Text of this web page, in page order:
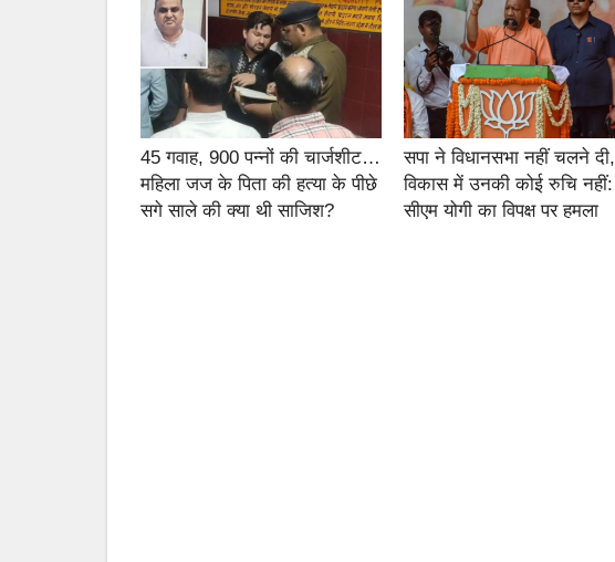
45 गवाह, 900 पन्नों की चार्जशीट…
महिला जज के पिता की हत्या के पीछे
सगे साले की क्या थी साजिश?
सपा ने विधानसभा नहीं चलने दी,
विकास में उनकी कोई रुचि नहीं:
सीएम योगी का विपक्ष पर हमला